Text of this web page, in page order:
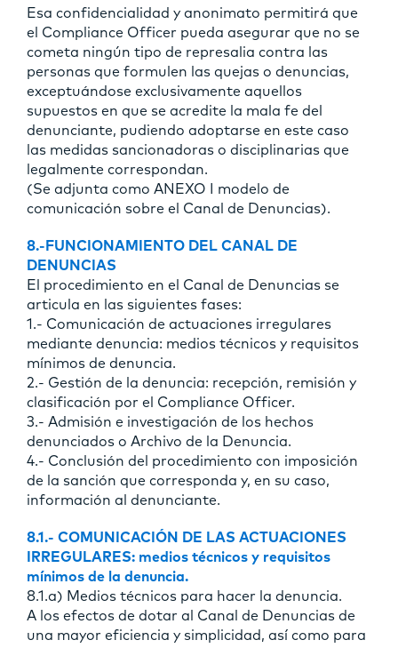
Esa confidencialidad y anonimato permitirá que
el Compliance Officer pueda asegurar que no se
cometa ningún tipo de represalia contra las
personas que formulen las quejas o denuncias,
exceptuándose exclusivamente aquellos
supuestos en que se acredite la mala fe del
denunciante, pudiendo adoptarse en este caso
las medidas sancionadoras o disciplinarias que
legalmente correspondan.
(Se adjunta como ANEXO I modelo de
comunicación sobre el Canal de Denuncias).
8.-FUNCIONAMIENTO DEL CANAL DE
DENUNCIAS
El procedimiento en el Canal de Denuncias se
articula en las siguientes fases:
1.- Comunicación de actuaciones irregulares
mediante denuncia: medios técnicos y requisitos
mínimos de denuncia.
2.- Gestión de la denuncia: recepción, remisión y
clasificación por el Compliance Officer.
3.- Admisión e investigación de los hechos
denunciados o Archivo de la Denuncia.
4.- Conclusión del procedimiento con imposición
de la sanción que corresponda y, en su caso,
información al denunciante.
8.1.- COMUNICACIÓN DE LAS ACTUACIONES
IRREGULARES: medios técnicos y requisitos
mínimos de la denuncia.
8.1.a) Medios técnicos para hacer la denuncia.
A los efectos de dotar al Canal de Denuncias de
una mayor eficiencia y simplicidad, así como para